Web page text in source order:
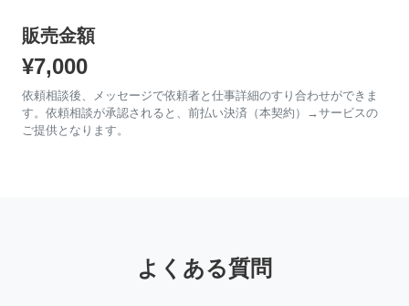
販売金額
¥7,000
依頼相談後、メッセージで依頼者と仕事詳細のすり合わせができま
す。依頼相談が承認されると、前払い決済（本契約）→サービスの
ご提供となります。
よくある質問